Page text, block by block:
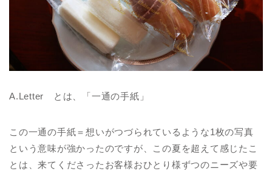
A.Letter とは、「一通の手紙」
この一通の手紙＝想いがつづられているような1枚の写真
という意味が強かったのですが、この夏を超えて感じたこ
とは、来てくださったお客様おひとり様ずつのニーズや要